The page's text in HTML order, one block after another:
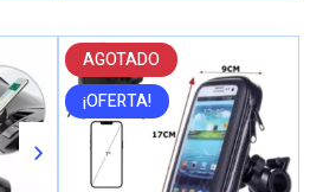
AGOTADO
¡OFERTA!